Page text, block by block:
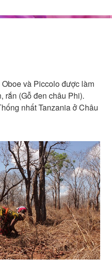
và Piccolo được làm
rắn (Gỗ đen châu Phi).
nhất Tanzania ở Châu